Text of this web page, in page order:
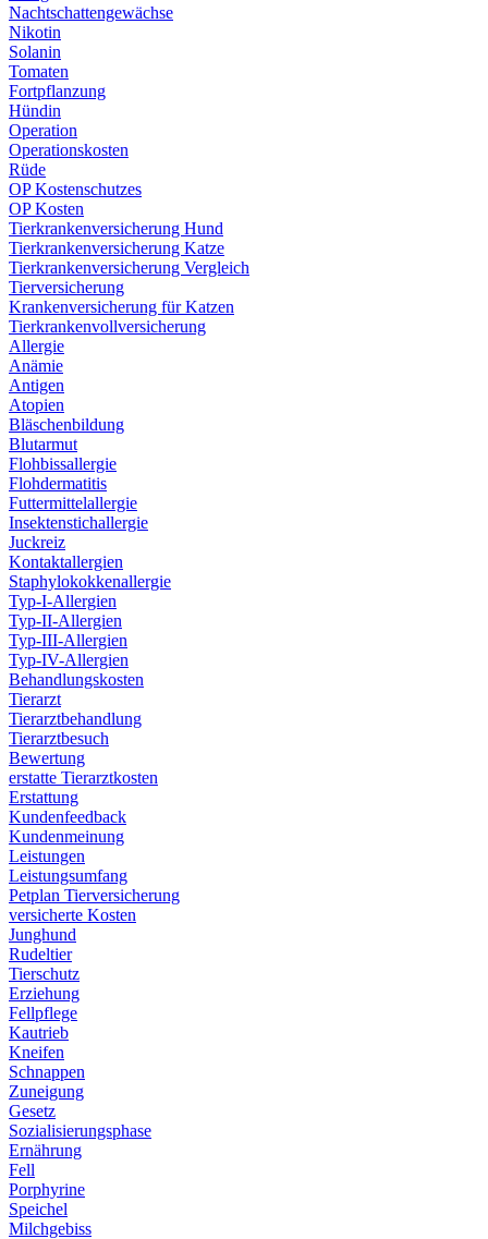
Nachtschattengewächse
Nikotin
Solanin
Tomaten
Fortpflanzung
Hündin
Operation
Operationskosten
Rüde
OP Kostenschutzes
OP Kosten
Tierkrankenversicherung Hund
Tierkrankenversicherung Katze
Tierkrankenversicherung Vergleich
Tierversicherung
Krankenversicherung für Katzen
Tierkrankenvollversicherung
Allergie
Anämie
Antigen
Atopien
Bläschenbildung
Blutarmut
Flohbissallergie
Flohdermatitis
Futtermittelallergie
Insektenstichallergie
Juckreiz
Kontaktallergien
Staphylokokkenallergie
Typ-I-Allergien
Typ-II-Allergien
Typ-III-Allergien
Typ-IV-Allergien
Behandlungskosten
Tierarzt
Tierarztbehandlung
Tierarztbesuch
Bewertung
erstatte Tierarztkosten
Erstattung
Kundenfeedback
Kundenmeinung
Leistungen
Leistungsumfang
Petplan Tierversicherung
versicherte Kosten
Junghund
Rudeltier
Tierschutz
Erziehung
Fellpflege
Kautrieb
Kneifen
Schnappen
Zuneigung
Gesetz
Sozialisierungsphase
Ernährung
Fell
Porphyrine
Speichel
Milchgebiss